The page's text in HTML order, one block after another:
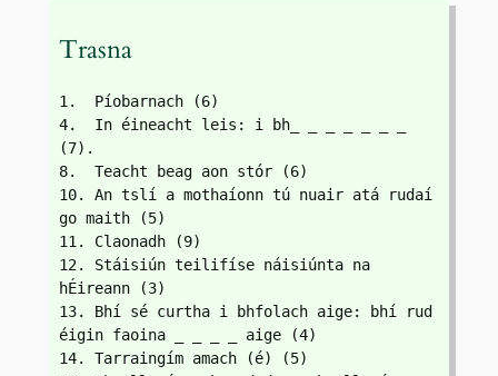
Trasna
1.  Píobarnach (6)
4.  In éineacht leis: i bh_ _ _ _ _ _ _
(7).
8.  Teacht beag aon stór (6)
10. An tslí a mothaíonn tú nuair atá rudaí
go maith (5)
11. Claonadh (9)
12. Stáisiún teilifíse náisiúnta na
hÉireann (3)
13. Bhí sé curtha i bhfolach aige: bhí rud
éigin faoina _ _ _ _ aige (4)
14. Tarraingím amach (é) (5)